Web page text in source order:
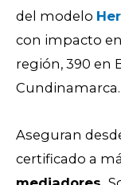
del modelo
con impacto
región, 390 en
Cundinamarca.
Aseguran
certificado a